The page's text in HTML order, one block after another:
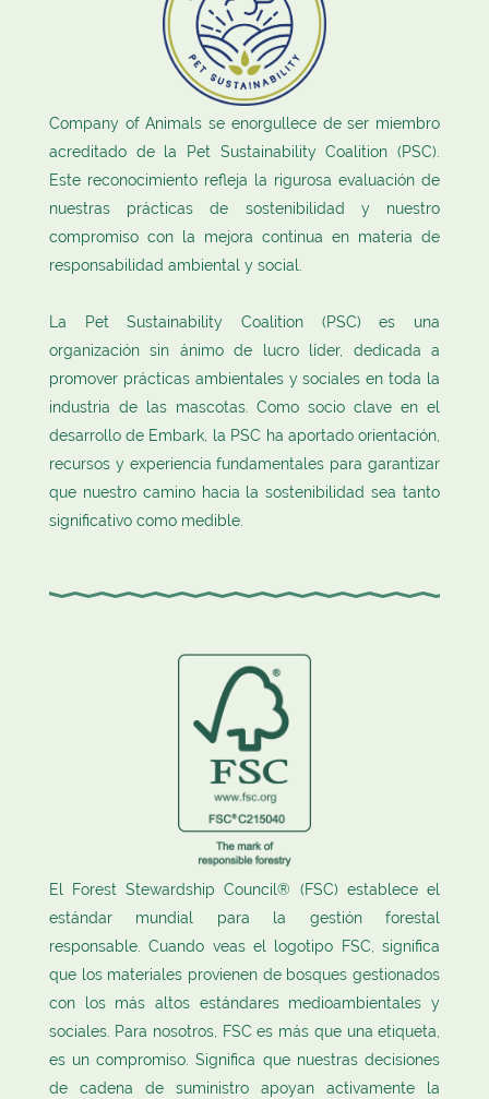
nuestros productos e iniciativas.
proteger y preservar el mundo natural para las generaciones
promoviendo cambios positivos y fomentando una cultura de
Company of Animals se enorgullece de ser miembro
acreditado de la Pet Sustainability Coalition (PSC).
Este reconocimiento refleja la rigurosa evaluación de
nuestras prácticas de sostenibilidad y nuestro
compromiso con la mejora continua en materia de
responsabilidad ambiental y social.
La Pet Sustainability Coalition (PSC) es una
organización sin ánimo de lucro líder, dedicada a
promover prácticas ambientales y sociales en toda la
industria de las mascotas. Como socio clave en el
desarrollo de Embark, la PSC ha aportado orientación,
recursos y experiencia fundamentales para garantizar
que nuestro camino hacia la sostenibilidad sea tanto
significativo como medible.
El Forest Stewardship Council® (FSC) establece el
estándar mundial para la gestión forestal
responsable. Cuando veas el logotipo FSC, significa
que los materiales provienen de bosques gestionados
con los más altos estándares medioambientales y
sociales. Para nosotros, FSC es más que una etiqueta,
es un compromiso. Significa que nuestras decisiones
de cadena de suministro apoyan activamente la